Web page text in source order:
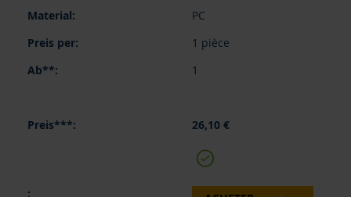
PC
1 pièce
1
26,10 €